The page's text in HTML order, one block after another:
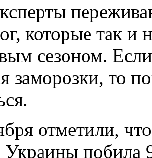
которые так и
сезоном.
заморозки, то
отметили,
Украины побила